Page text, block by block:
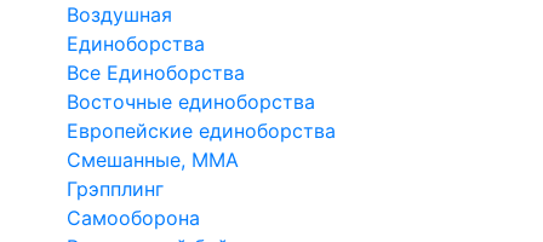
Воздушная
Единоборства
Все Единоборства
Восточные единоборства
Европейские единоборства
Смешанные, ММА
Грэпплинг
Самооборона